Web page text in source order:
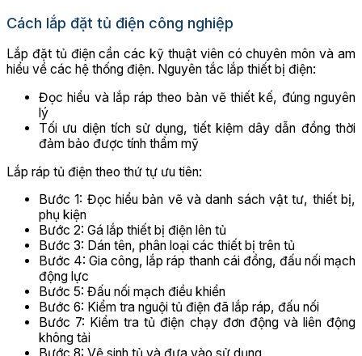
Cách lắp đặt tủ điện công nghiệp
Lắp đặt tủ điện cần các kỹ thuật viên có chuyên môn và am
hiểu về các hệ thống điện. Nguyên tắc lắp thiết bị điện:
Đọc hiểu và lắp ráp theo bản vẽ thiết kế, đúng nguyên
lý
Tối ưu diện tích sử dụng, tiết kiệm dây dẫn đồng thời
đảm bảo được tính thẩm mỹ
Lắp ráp tủ điện theo thứ tự ưu tiên:
Bước 1: Đọc hiểu bản vẽ và danh sách vật tư, thiết bị,
phụ kiện
Bước 2: Gá lắp thiết bị điện lên tủ
Bước 3: Dán tên, phân loại các thiết bị trên tủ
Bước 4: Gia công, lắp ráp thanh cái đồng, đấu nối mạch
động lực
Bước 5: Đấu nối mạch điều khiển
Bước 6: Kiểm tra nguội tủ điện đã lắp ráp, đấu nối
Bước 7: Kiểm tra tủ điện chạy đơn động và liên động
không tải